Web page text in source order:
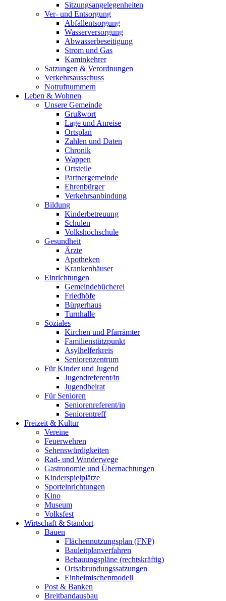
Sitzungsangelegenheiten
Ver- und Entsorgung
Abfallentsorgung
Wasserversorgung
Abwasserbeseitigung
Strom und Gas
Kaminkehrer
Satzungen & Verordnungen
Verkehrsausschuss
Notrufnummern
Leben & Wohnen
Unsere Gemeinde
Grußwort
Lage und Anreise
Ortsplan
Zahlen und Daten
Chronik
Wappen
Ortsteile
Partnergemeinde
Ehrenbürger
Verkehrsanbindung
Bildung
Kinderbetreuung
Schulen
Volkshochschule
Gesundheit
Ärzte
Apotheken
Krankenhäuser
Einrichtungen
Gemeindebücherei
Friedhöfe
Bürgerhaus
Turnhalle
Soziales
Kirchen und Pfarrämter
Familienstützpunkt
Asylhelferkreis
Seniorenzentrum
Für Kinder und Jugend
Jugendreferent/in
Jugendbeirat
Für Senioren
Seniorenreferent/in
Seniorentreff
Freizeit & Kultur
Vereine
Feuerwehren
Sehenswürdigkeiten
Rad- und Wanderwege
Gastronomie und Übernachtungen
Kinderspielplätze
Sporteinrichtungen
Kino
Museum
Volksfest
Wirtschaft & Standort
Bauen
Flächennutzungsplan (FNP)
Bauleitplanverfahren
Bebauungspläne (rechtskräftig)
Ortsabrundungssatzungen
Einheimischenmodell
Post & Banken
Breitbandausbau